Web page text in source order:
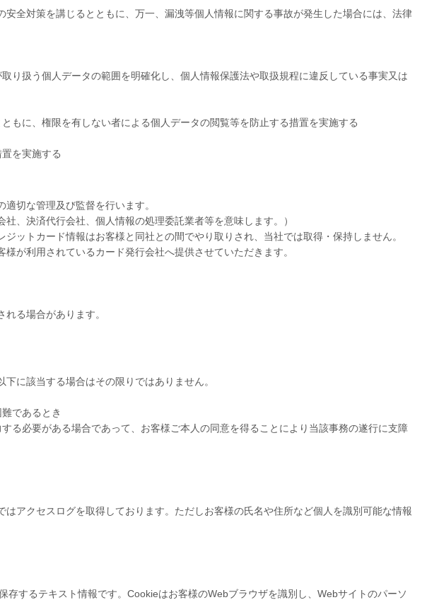
全対策を講じるとともに、万一、漏洩等個人情報に関する事故が発生した場合には、法律
り扱う個人データの範囲を明確化し、個人情報保護法や取扱規程に違反している事実又は
もに、権限を有しない者による個人データの閲覧等を防止する措置を実施する
を実施する
切な管理及び監督を行います。
、決済代行会社、個人情報の処理委託業者等を意味します。）
ットカード情報はお客様と同社との間でやり取りされ、当社では取得・保持しません。
が利用されているカード発行会社へ提供させていただきます。
る場合があります。
に該当する場合はその限りではありません。
であるとき
る必要がある場合であって、お客様ご本人の同意を得ることにより当該事務の遂行に支障
アクセスログを取得しております。ただしお客様の氏名や住所など個人を識別可能な情報
するテキスト情報です。Cookieはお客様のWebブラウザを識別し、Webサイトのパーソ